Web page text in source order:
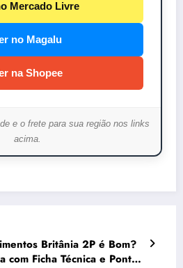
Mercado Livre
no Magalu
na Shopee
e o frete para sua região nos links
acima.
Britânia 2P é Bom?
com Ficha Técnica e Pontos